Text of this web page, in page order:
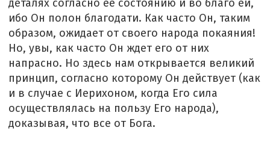
деталях согласно ее состоянию и во благо ей,
ибо Он полон благодати. Как часто Он, таким
образом, ожидает от своего народа покаяния!
Но, увы, как часто Он ждет его от них
напрасно. Но здесь нам открывается великий
принцип, согласно которому Он действует (как
и в случае с Иерихоном, когда Его сила
осуществлялась на пользу Его народа),
доказывая, что все от Бога.